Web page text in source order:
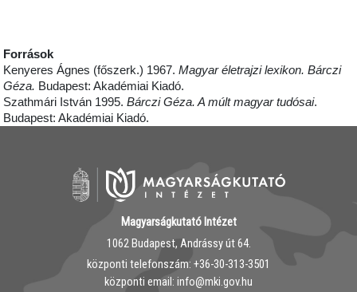
Források
Kenyeres Ágnes (főszerk.) 1967.Magyar életrajzi lexikon. Bárczi
Géza. Budapest: Akadémiai Kiadó.
Szathmári István 1995.Bárczi Géza. A múlt magyar tudósai.
Budapest: Akadémiai Kiadó.
Magyarságkutató Intézet
1062 Budapest, Andrássy út 64.
központi telefonszám: ‭+36-30-313-3501
központi email: info@mki.gov.hu